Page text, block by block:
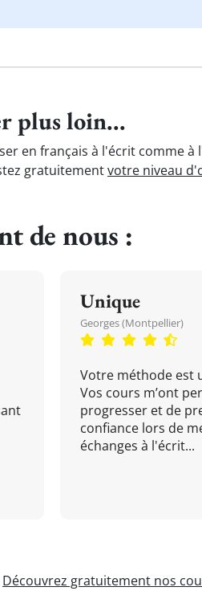
plus loin...
en français à l'écrit comme
gratuitementvotre niveau
de nous :
Unique
Georges (Montpellier)
Votre méthode est
Vos cours m’ont
progresser et de
confiance lors de
échanges à l'écrit...
Découvrez gratuitement nos